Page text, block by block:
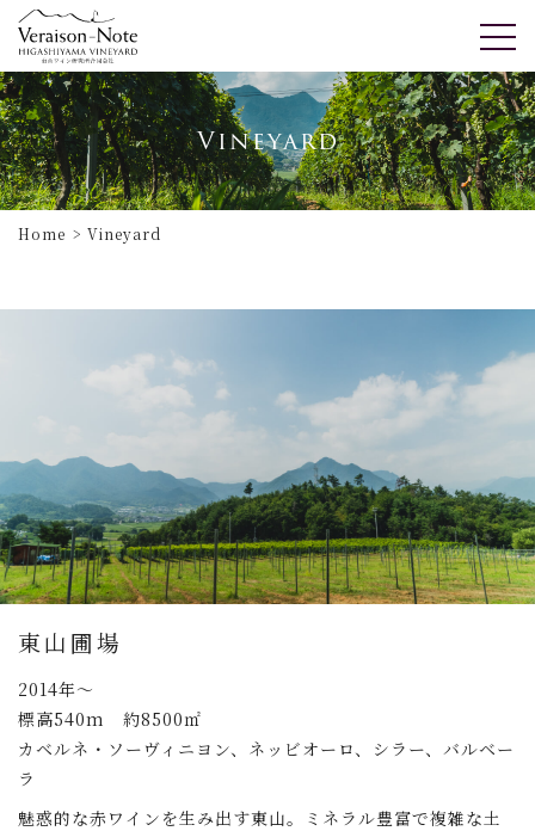
Vineyard
Home Vineyard
東山圃場
2014年～
標高540m 約8500㎡
カベルネ・ソーヴィニヨン、ネッビオーロ、シラー、バルベー
ラ
魅惑的な赤ワインを生み出す東山。ミネラル豊富で複雑な土